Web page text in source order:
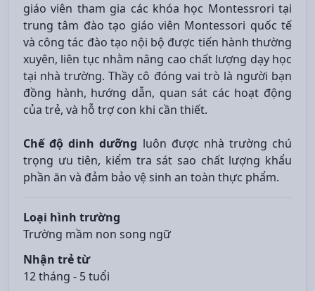
giáo viên tham gia các khóa học Montessrori tại
trung tâm đào tạo giáo viên Montessori quốc tế
và công tác đào tạo nội bộ được tiến hành thường
xuyên, liên tục nhằm nâng cao chất lượng dạy học
tại nhà trường. Thầy cô đóng vai trò là người bạn
đồng hành, hướng dẫn, quan sát các hoạt động
của trẻ, và hỗ trợ con khi cần thiết.
Chế độ dinh dưỡng luôn được nhà trường chú
trọng ưu tiên, kiểm tra sát sao chất lượng khẩu
phần ăn và đảm bảo vệ sinh an toàn thực phẩm.
Loại hình trường
Trường mầm non song ngữ
Nhận trẻ từ
12 tháng - 5 tuổi